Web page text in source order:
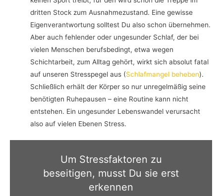
dritten Stock zum Ausnahmezustand. Eine gewisse
Eigenverantwortung solltest Du also schon übernehmen.
Aber auch fehlender oder ungesunder Schlaf, der bei
vielen Menschen berufsbedingt, etwa wegen
Schichtarbeit, zum Alltag gehört, wirkt sich absolut fatal
auf unseren Stresspegel aus (Schlafmangel beheben).
Schließlich erhält der Körper so nur unregelmäßig seine
benötigten Ruhepausen – eine Routine kann nicht
entstehen. Ein ungesunder Lebenswandel verursacht
also auf vielen Ebenen Stress.
Um Stressfaktoren zu
beseitigen, musst Du sie erst
erkennen